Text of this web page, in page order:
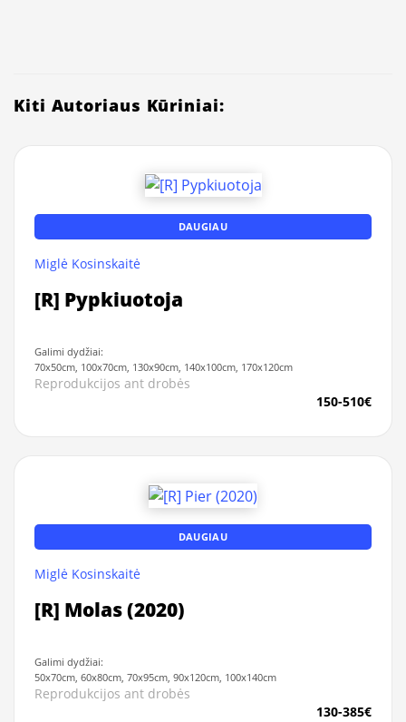
Kiti Autoriaus Kūriniai:
DAUGIAU
Miglė Kosinskaitė
[R] Pypkiuotoja
Galimi dydžiai:
70x50cm, 100x70cm, 130x90cm, 140x100cm, 170x120cm
Reprodukcijos ant drobės
150-510€
DAUGIAU
Miglė Kosinskaitė
[R] Molas (2020)
Galimi dydžiai:
50x70cm, 60x80cm, 70x95cm, 90x120cm, 100x140cm
Reprodukcijos ant drobės
130-385€